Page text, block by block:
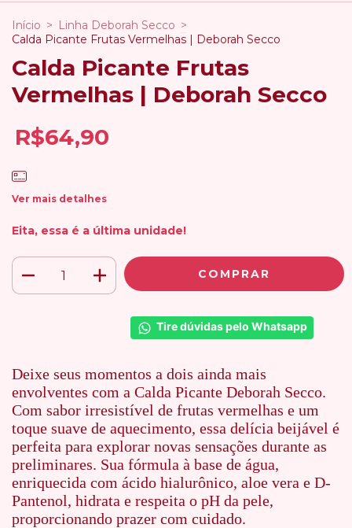
Início > Linha Deborah Secco >
Calda Picante Frutas Vermelhas | Deborah Secco
Calda Picante Frutas
Vermelhas | Deborah Secco
R$64,90
Ver mais detalhes
Eita, essa é a última unidade!
Tire dúvidas pelo Whatsapp
Deixe seus momentos a dois ainda mais
envolventes com a Calda Picante Deborah Secco.
Com sabor irresistível de frutas vermelhas e um
toque suave de aquecimento, essa delícia beijável é
perfeita para explorar novas sensações durante as
preliminares. Sua fórmula à base de água,
enriquecida com ácido hialurônico, aloe vera e D-
Pantenol, hidrata e respeita o pH da pele,
proporcionando prazer com cuidado.